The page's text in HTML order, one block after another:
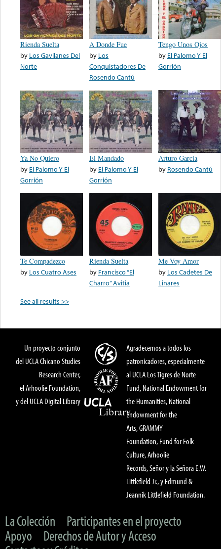
Rienda Suelta
by Los Gavilanes Del
Norte
A Donde Fue
by Los
Conquistadores De
Rosendo Cantú
Tengo Unos Ojos
by El Palomo Y El
Gorrión
Ya No Quiero
by El Palomo Y El
Gorrión
El Mandado
by El Palomo Y El
Gorrión
Arturo Garcia
by Rosendo Cantú
Te Compadezco
by Los Cuatro Ases
Rienda Suelta
by Francisco “El
Charro” Avitia
Me Voy Amor
by Los Cadetes De
Linares
See all results >>
Un proyecto conjunto
del UCLA Chicano Studies
Research Center,
el Arhoolie Foundation,
y del UCLA Digital Library
Agradecemos a todos los
patronicadores, especialmente
al UCLA Los Tigres de Norte
Fund, National Endowment for
the Humanities, National
Endowment for the
Arts, GRAMMY
Foundation, Fund for Folk
Culture, Arhoolie
Records, Señor y la Señora E.W.
Littlefield Jr., y Edmund &
Jeannik Littlefield Foundation.
La Colección
Participantes en el proyecto
Apoyo
Derechos de Autor y Acceso